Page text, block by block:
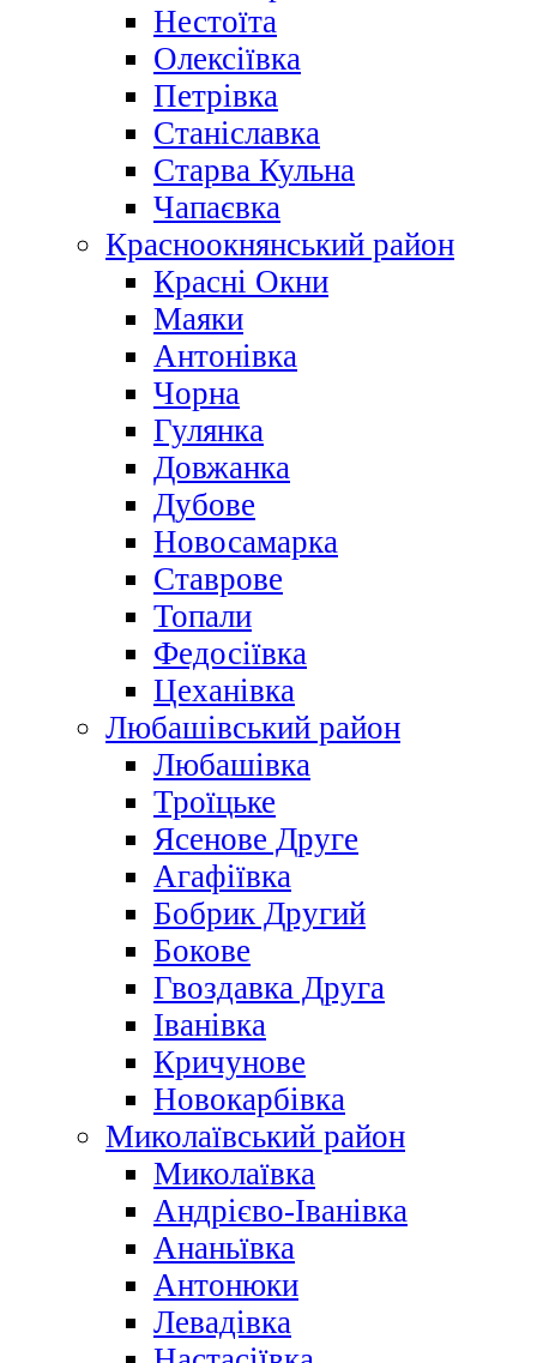
Нестоїта
Олексіївка
Петрівка
Станіславка
Старва Кульна
Чапаєвка
Красноокнянський район
Красні Окни
Маяки
Антонівка
Чорна
Гулянка
Довжанка
Дубове
Новосамарка
Ставрове
Топали
Федосіївка
Цеханівка
Любашівський район
Любашівка
Троїцьке
Ясенове Друге
Агафіївка
Бобрик Другий
Бокове
Гвоздавка Друга
Іванівка
Кричунове
Новокарбівка
Миколаївський район
Миколаївка
Андрієво-Іванівка
Ананьївка
Антонюки
Левадівка